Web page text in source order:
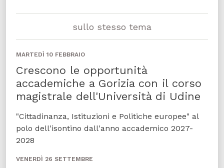
sullo stesso tema
MARTEDÌ 10 FEBBRAIO
Crescono le opportunità
accademiche a Gorizia con il corso
magistrale dell'Università di Udine
"Cittadinanza, Istituzioni e Politiche europee" al
polo dell'isontino dall'anno accademico 2027-
2028
VENERDÌ 26 SETTEMBRE